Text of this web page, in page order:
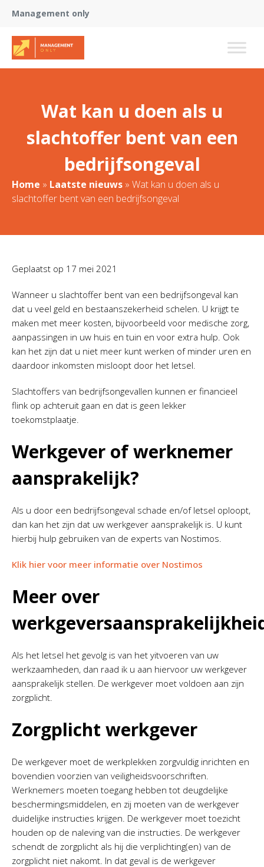
Management only
Wat kan u doen als u
slachtoffer bent van een
bedrijfsongeval
Home » Laatste nieuws » Wat kan u doen als u
slachtoffer bent van een bedrijfsongeval
Geplaatst op 17 mei 2021
Wanneer u slachtoffer bent van een bedrijfsongeval kan
dat u veel geld en bestaanszekerheid schelen. U krijgt te
maken met meer kosten, bijvoorbeeld voor medische zorg,
aanpassingen in uw huis en tuin en voor extra hulp. Ook
kan het zijn dat u niet meer kunt werken of minder uren en
daardoor inkomsten misloopt door het letsel.
Slachtoffers van bedrijfsongevallen kunnen er financieel
flink op achteruit gaan en dat is geen lekker
toekomstplaatje.
Werkgever of werknemer
aansprakelijk?
Als u door een bedrijfsongeval schade en/of letsel oploopt,
dan kan het zijn dat uw werkgever aansprakelijk is. U kunt
hierbij hulp gebruiken van de experts van Nostimos.
Klik hier voor meer informatie over Nostimos
Meer over
Als het letsel het gevolg is van het yitvoeren van uw
werkzaamheden, dan raad ik u aan hiervoor uw werkgever
aansprakelijk stellen. De werkgever moet voldoen aan zijn
zorgplicht.
Zorgplicht werkgever
De werkgever moet de werkplekken zorgvuldig inrichten en
bovendien voorzien van veiligheidsvoorschriften.
Werknemers moeten toegang hebben tot deugdelijke
beschermingsmiddelen, en zij moeten van de werkgever
duidelijke instructies krijgen. De werkgever moet toezicht
houden op de naleving van die instructies. De werkgever
schendt de zorgplicht als hij die verplichting(en) van de
zorgplicht niet nakomt. In dat geval is de werkgever